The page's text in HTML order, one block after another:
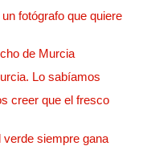
fotógrafo que quiere
de Murcia
Lo sabíamos
creer que el fresco
verde siempre gana